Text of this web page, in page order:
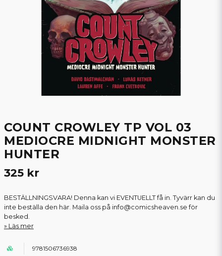
COUNT CROWLEY TP VOL 03
MEDIOCRE MIDNIGHT MONSTER
HUNTER
325 kr
BESTÄLLNINGSVARA! Denna kan vi EVENTUELLT få in. Tyvärr kan du
inte beställa den här. Maila oss på info@comicsheaven.se för
besked.
Läs mer
9781506736938